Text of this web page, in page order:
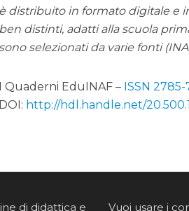
è distribuito in formato digitale e
ben distinti, adatti alla scuola
sono selezionati da varie fonti
I Quaderni EduINAF – ISSN 2785-
DOI: http://hdl.handle.net/
di didattica e Vuoi usare i